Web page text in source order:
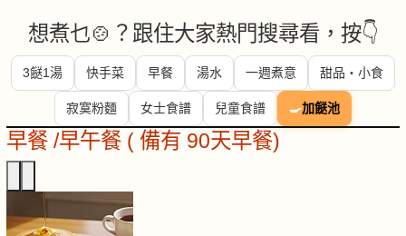
想煮乜🍲？跟住大家熱門搜尋看，按👇
3餸1湯 快手菜 早餐 湯水 一週煮意 甜品・小食
寂寞粉麵 女士食譜 兒童食譜 🍳加餸池
早餐 /早午餐 ( 備有 90天早餐)